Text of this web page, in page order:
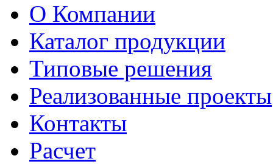
О Компании
Каталог продукции
Типовые решения
Реализованные проекты
Контакты
Расчет